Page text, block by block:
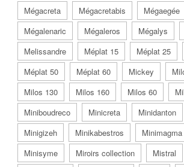
Mégacreta
Mégacretabis Mégaegée
Mégalenaric
Mégaleros Mégalys
Melissandre
Méplat 15 Méplat 25
Méplat 50
Méplat 60 Mickey
Milos 130
Milos 160 Milos 60
Miniboudreco
Minicreta Minidanton
Minigizeh
Minikabestros Minimagma
Minisyme
Miroirs collection Mistral